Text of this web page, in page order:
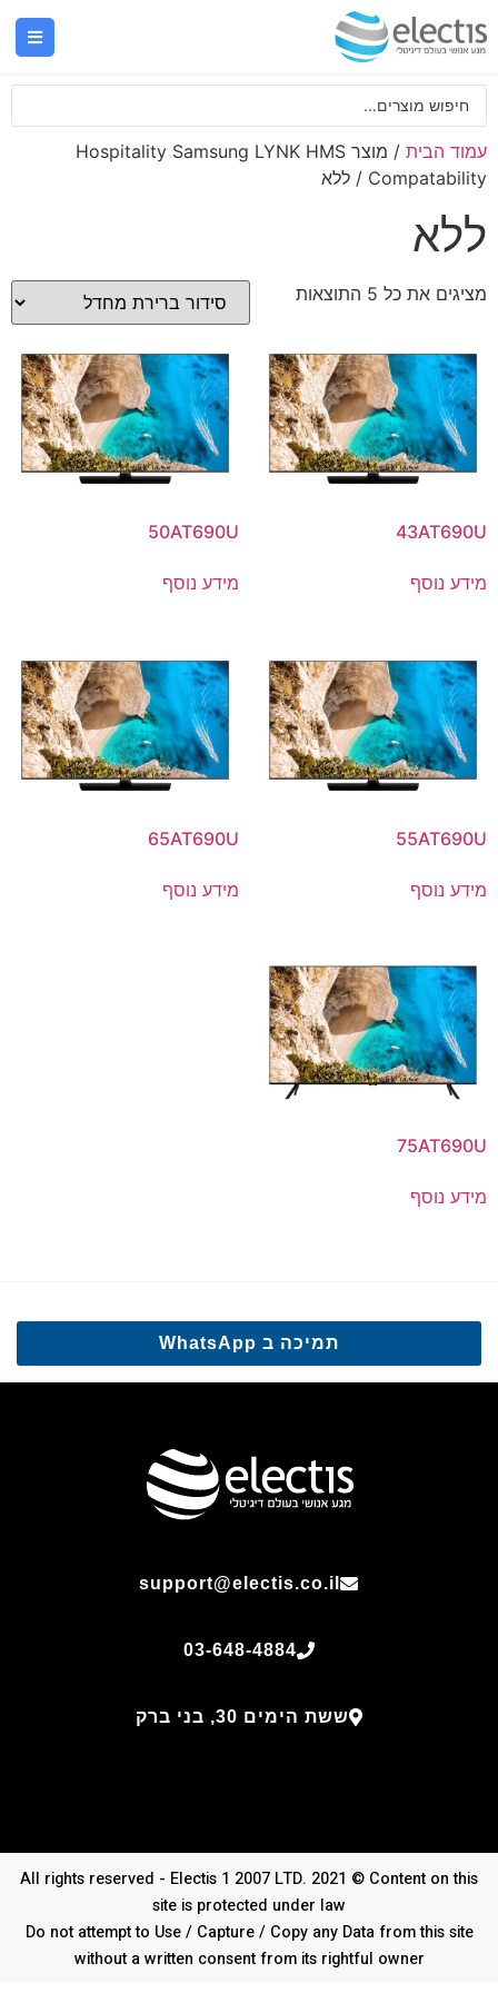
עמוד הבית
/ מוצר Hospitality Samsung LYNK HMS
Compatability / ללא
ללא
מציגים את כל ⁦5⁩ התוצאות
43AT690U
מידע נוסף
50AT690U
מידע נוסף
55AT690U
מידע נוסף
65AT690U
מידע נוסף
75AT690U
מידע נוסף
תמיכה ב WhatsApp
support@electis.co.il
03-648-4884
ששת הימים 30, בני ברק
All rights reserved - Electis 1 2007 LTD. 2021 © Content on this
site is protected under law
Do not attempt to Use / Capture / Copy any Data from this site
without a written consent from its rightful owner